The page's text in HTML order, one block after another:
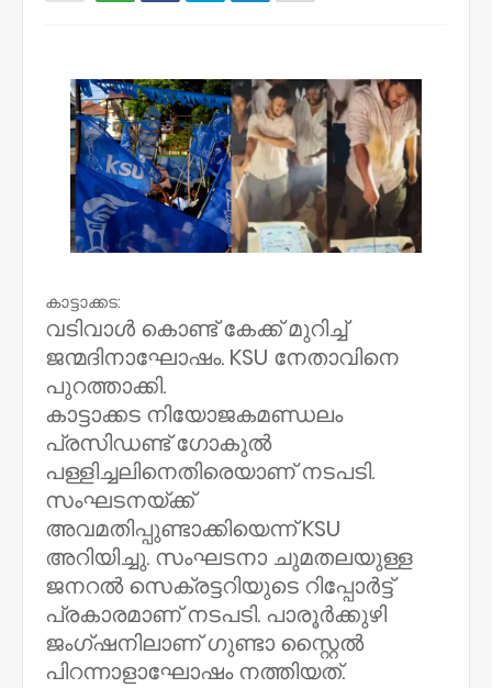
കാട്ടാക്കട:
വടിവാൾ കൊണ്ട് കേക്ക് മുറിച്ച്
ജന്മദിനാഘോഷം. KSU നേതാവിനെ
പുറത്താക്കി.
കാട്ടാക്കട നിയോജകമണ്ഡലം
പ്രസിഡണ്ട് ഗോകുൽ
പള്ളിച്ചലിനെതിരെയാണ് നടപടി.
സംഘടനയ്ക്ക്
അവമതിപ്പുണ്ടാക്കിയെന്ന് KSU
അറിയിച്ചു. സംഘടനാ ചുമതലയുള്ള
ജനറൽ സെക്രട്ടറിയുടെ റിപ്പോർട്ട്
പ്രകാരമാണ് നടപടി. പാരൂർക്കുഴി
ജംഗ്ഷനിലാണ് ഗുണ്ടാ സ്റ്റൈൽ
പിറന്നാളാഘോഷം നത്തിയത്.